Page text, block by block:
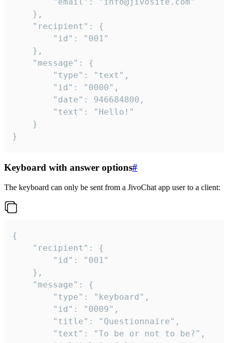
}
Keyboard with answer options#
The keyboard can only be sent from a JivoChat app user to a client:
{